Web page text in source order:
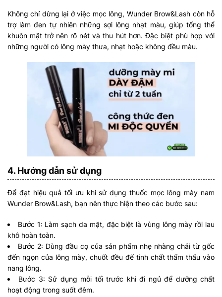
Không chỉ dừng lại ở việc mọc lông, Wunder Brow&Lash còn hỗ
trợ làm đen tự nhiên những sợi lông nhạt màu, giúp tổng thể
khuôn mặt trở nên rõ nét và thu hút hơn. Đặc biệt phù hợp với
những người có lông mày thưa, nhạt hoặc không đều màu.
4. Hướng dẫn sử dụng
Để đạt hiệu quả tối ưu khi sử dụng thuốc mọc lông mày nam
Wunder Brow&Lash, bạn nên thực hiện theo các bước sau:
Bước 1: Làm sạch da mặt, đặc biệt là vùng lông mày rồi lau
khô hoàn toàn.
Bước 2: Dùng đầu cọ của sản phẩm nhẹ nhàng chải từ gốc
đến ngọn của lông mày, chuốt đều để tinh chất thẩm thấu vào
nang lông.
Bước 3: Sử dụng mỗi tối trước khi đi ngủ để dưỡng chất
hoạt động trong suốt đêm.